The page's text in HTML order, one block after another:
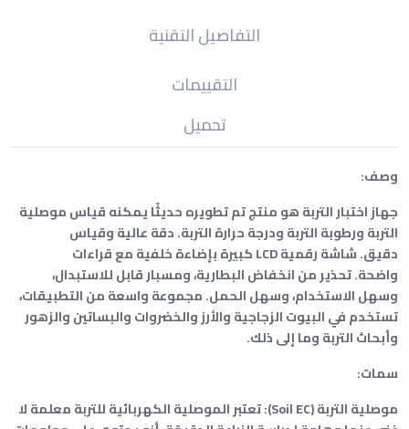
التفاصيل التقنية
التقييمات
تحميل
وصف:
جهاز اختبار التربة هو منتج تم تطويره حديثًا يمكنه قياس موصلية
التربة ورطوبة التربة ودرجة حرارة التربة. دقة عالية وقياس
دقيق. شاشة رقمية LCD كبيرة بإضاءة خلفية مع قراءات
واضحة. تحذير من انخفاض البطارية، ومسبار قابل للاستبدال،
وسهل الاستخدام، وسهل الحمل. مجموعة واسعة من التطبيقات،
تستخدم في البيوت الزجاجية والأرز والخضروات والبساتين والزهور
وأبحاث التربة وما إلى ذلك.
سمات:
موصلية التربة (Soil EC): تعتبر الموصلية الكهربائية للتربة معلمة لا